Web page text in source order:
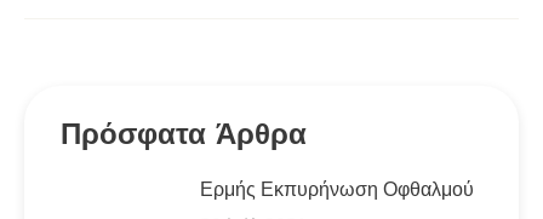
Πρόσφατα Άρθρα
Ερμής Εκπυρήνωση Οφθαλμού